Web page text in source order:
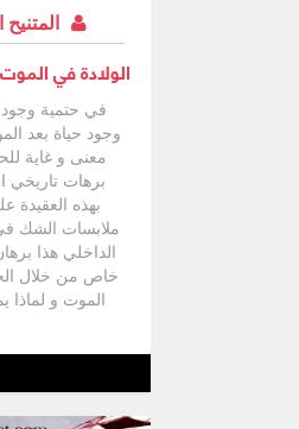
الولادة في
في حتمية
وجود حياة بعد
معنى و غاية
برهات تاريخي
بهذه العقيدة
ملابسات الشك في
الداخلي هذا
خاص من خلال
الموت و لماذا
بالله الدينونة
تاثير اعمال
المواجهة